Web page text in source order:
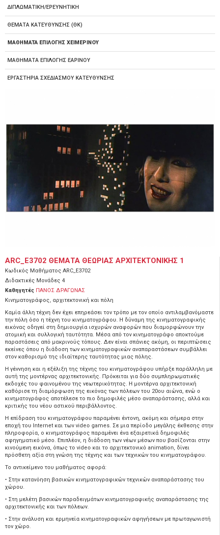
ΔΙΠΛΩΜΑΤΙΚΗ/ΕΡΕΥΝΗΤΙΚΗ
ΘΕΜΑΤΑ ΚΑΤΕΥΘΥΝΣΗΣ (ΘΚ)
ΜΑΘΗΜΑΤΑ ΕΠΙΛΟΓΗΣ ΧΕΙΜΕΡΙΝΟΥ
ΜΑΘΗΜΑΤΑ ΕΠΙΛΟΓΗΣ ΕΑΡΙΝΟΥ
ΕΡΓΑΣΤΗΡΙΑ ΣΧΕΔΙΑΣΜΟΥ ΚΑΤΕΥΘΥΝΣΗΣ
ARC_E3702 ΘΕΜΑΤΑ ΘΕΩΡΙΑΣ ΑΡΧΙΤΕΚΤΟΝΙΚΗΣ 1
Κωδικός Μαθήματος ARC_E3702
Διδακτικές Μονάδες 4
Καθηγητές ΠΑΝΟΣ ΔΡΑΓΩΝΑΣ
Κινηματογράφος, αρχιτεκτονική και πόλη
Καμία άλλη τέχνη δεν έχει επηρεάσει τον τρόπο με τον οποίο αντιλαμβανόμαστε
την πόλη όσο η τέχνη του κινηματογράφου. Η δύναμη της κινηματογραφικής
εικόνας οδηγεί στη δημιουργία ισχυρών αναφορών που διαμορφώνουν την
ατομική και συλλογική ταυτότητα. Μέσα από τον κινηματογράφο αποκτούμε
παραστάσεις από μακρινούς τόπους. Δεν είναι σπάνιες ακόμη, οι περιπτώσεις
εκείνες όπου η διάδοση των κινηματογραφικών αναπαραστάσεων συμβάλλει
στον καθορισμό της ιδιαίτερης ταυτότητας μιας πόλης.
Η γέννηση και η εξέλιξη της τέχνης του κινηματογράφου υπήρξε παράλληλη με
αυτή της μοντέρνας αρχιτεκτονικής. Πρόκειται για δύο συμπληρωματικές
εκδοχές του φαινομένου της νεωτερικότητας. Η μοντέρνα αρχιτεκτονική
καθόρισε τη διαμόρφωση της εικόνας των πόλεων του 20ου αιώνα, ενώ ο
κινηματογράφος αποτέλεσε το πιο δημοφιλές μέσο αναπαράστασης, αλλά και
κριτικής του νέου αστικού περιβάλλοντος.
Η επίδραση του κινηματογράφου παραμένει έντονη, ακόμη και σήμερα στην
εποχή του Internet και των video games. Σε μια περίοδο μεγάλης έκθεσης στην
πληροφορία, ο κινηματογράφος παραμένει ένα εξαιρετικά δημοφιλές
αφηγηματικό μέσο. Επιπλέον, η διάδοση των νέων μέσων που βασίζονται στην
κινούμενη εικόνα, όπως το video και το αρχιτεκτονικό animation, δίνει
πρόσθετη αξία στη γνώση της τέχνης και των τεχνικών του κινηματογράφου.
Το αντικείμενο του μαθήματος αφορά:
• Στην κατανόηση βασικών κινηματογραφικών τεχνικών αναπαράστασης του
χώρου.
• Στη μελέτη βασικών παραδειγμάτων κινηματογραφικής αναπαράστασης της
αρχιτεκτονικής και των πόλεων.
• Στην ανάλυση και ερμηνεία κινηματογραφικών αφηγήσεων με πρωταγωνιστή
τον χώρο.